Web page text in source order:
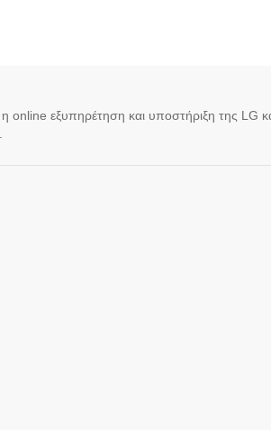
online εξυπηρέτηση και υποστήριξη της LG